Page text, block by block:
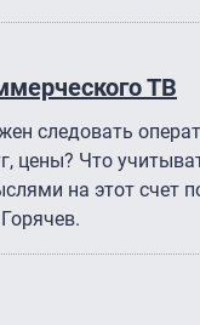
ТВ
следовать
цены? Что
на этот счет